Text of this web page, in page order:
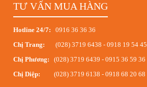
TƯ VẤN MUA HÀNG
Hotline 24/7:
0916 36 36 36
Chị Trang:
(028) 3719 6438 - 0918 19 54 45
Chị Phương:
(028) 3719 6439 - 0915 36 59 36
Chị Diệp:
(028) 3719 6138 - 0918 68 20 68